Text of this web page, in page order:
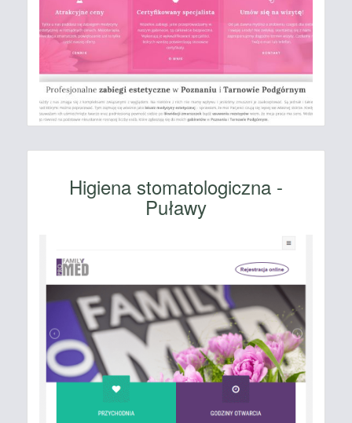
Higiena stomatologiczna -
Puławy